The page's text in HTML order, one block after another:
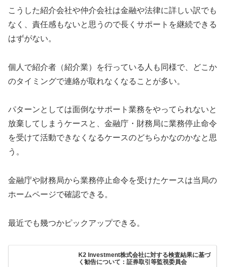
こうした紹介会社や仲介会社は金融や法律に詳しい訳でも
なく、責任感もないと思うので長くサポートを継続できる
はずがない。
個人で紹介者（紹介業）を行っている人も同様で、どこか
のタイミングで連絡が取れなくなることが多い。
パターンとしては面倒なサポート業務をやってられないと
放棄してしまうケースと、金融庁・財務局に業務停止命令
を受けて活動できなくなるケースのどちらかなのかなと思
う。
金融庁や財務局から業務停止命令を受けたケースは当局の
ホームページで確認できる。
最近でも幾つかピックアップできる。
K2 Investment株式会社に対する検査結果に基づ
く勧告について：証券取引等監視委員会